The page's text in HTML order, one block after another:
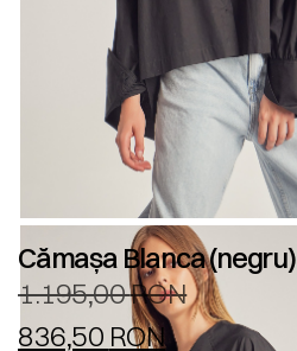
Cămașa Blanca (negru)
1.195,00RON
836,50 RON